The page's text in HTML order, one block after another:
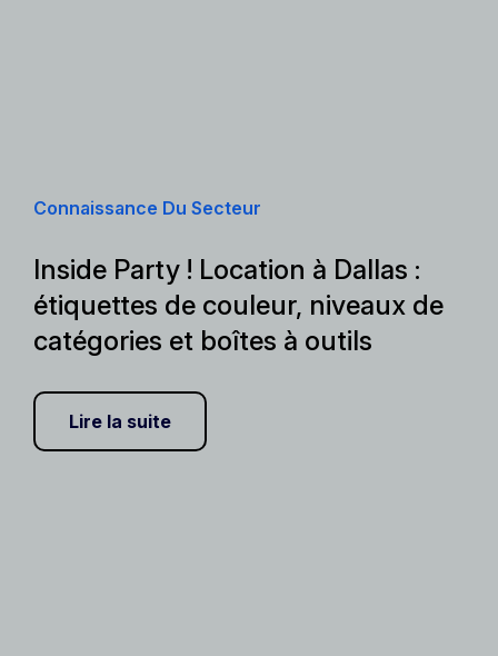
Connaissance Du Secteur
Inside Party ! Location à Dallas :
étiquettes de couleur, niveaux de
catégories et boîtes à outils
Lire la suite